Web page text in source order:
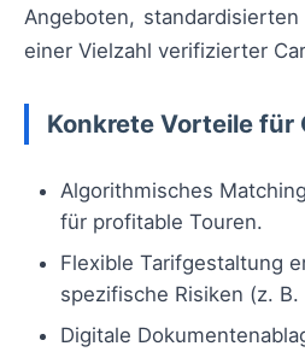
Angeboten,
einer Vielzahl verifizierter
Konkrete Vorteile für
Algorithmisches
für profitable Touren.
Flexible Tarifgestaltung
spezifische Risiken (z.
Digitale